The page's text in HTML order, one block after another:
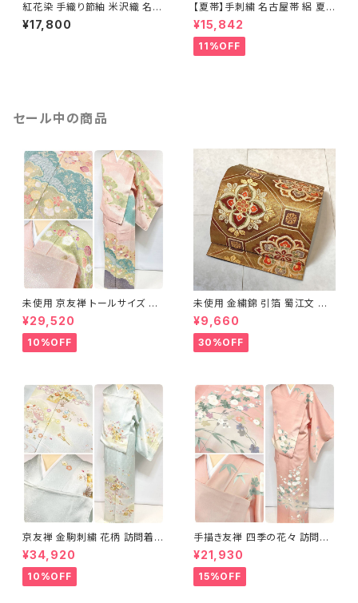
紅花染 手織り節紬 米沢織 名古
屋帯 正絹 ピンク 青 水色 629
¥17,800
【夏帯】手刺繍 名古屋帯 絽 夏
椿 絹 銀箔 白 クリーム ピンク
638
¥15,842
11%OFF
セール中の商品
未使用 京友禅 トールサイズ 染
め分け 金彩 訪問着 袷 正絹 ピ
ンク 黄緑 紫 黄色 1438
¥29,520
10%OFF
未使用 金繍錦 引箔 蜀江文 唐
織 華紋 袋帯 正絹 金糸 ゴール
ド 赤 紫 710
¥9,660
30%OFF
京友禅 金駒刺繍 花柄 訪問着
正絹 水色 黄緑 パステルカラー
アイスグリーン 1433
¥34,920
10%OFF
手描き友禅 四季の花々 訪問着
袷 正絹 サーモンピンク クリー
ム 白 桃花色 1434
¥21,930
15%OFF